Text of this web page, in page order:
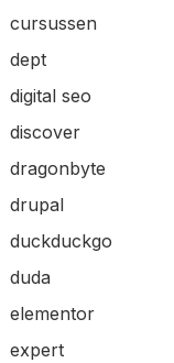
cursussen
dept
digital seo
discover
dragonbyte
drupal
duckduckgo
duda
elementor
expert